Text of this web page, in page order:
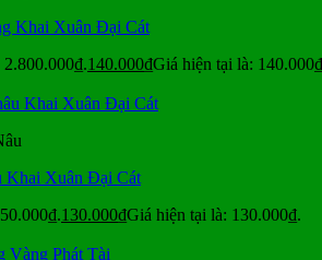
Khai Xuân Đại Cát
140.000₫Giá hiện tại là:
Khai Xuân Đại Cát
130.000₫Giá hiện tại là: 130.000₫.